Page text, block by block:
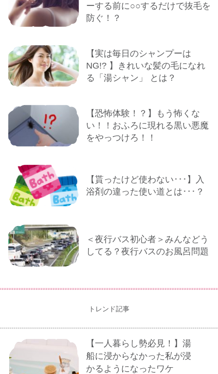
ーする前に○○するだけで抜毛を
防ぐ！？
【実は毎日のシャンプーは
NG!? 】きれいな髪の毛になれ
る「湯シャン」 とは？
【恐怖体験！？】もう怖くな
い！！おふろに現れる黒い悪魔
をやっつけろ！！
【貰ったけど使わない･･･】入
浴剤の違った使い道とは･･･？
＜夜行バス初心者＞みんなどう
してる？夜行バスのお風呂問題
トレンド記事
【一人暮らし勢必見！】湯
船に浸からなかった私が浸
かるようになったワケ